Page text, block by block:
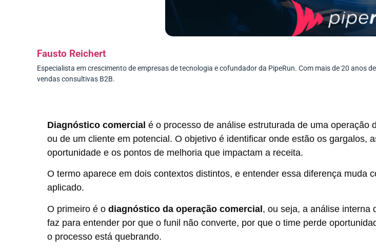
Fausto Reichert
Especialista em crescimento de empresas de tecnologia e cofundador da PipeRun. Com mais de 20 anos
vendas consultivas B2B.
Diagnóstico comercial é o processo de análise estruturada de uma operação
ou de um cliente em potencial. O objetivo é identificar onde estão os gargalos,
oportunidade e os pontos de melhoria que impactam a receita.
O termo aparece em dois contextos distintos, e entender essa diferença muda
aplicado.
O primeiro é o diagnóstico da operação comercial, ou seja, a análise interna
faz para entender por que o funil não converte, por que o time perde
o processo está quebrando.